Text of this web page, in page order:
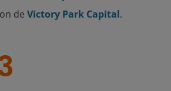
de Victory Park Capital.